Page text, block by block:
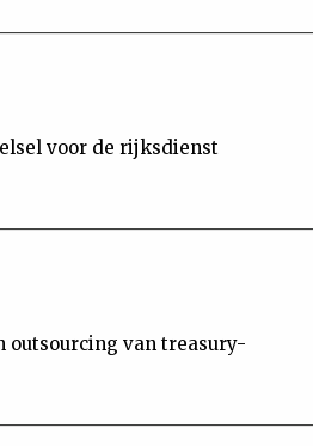
voor de rijksdienst
outsourcing van treasury-